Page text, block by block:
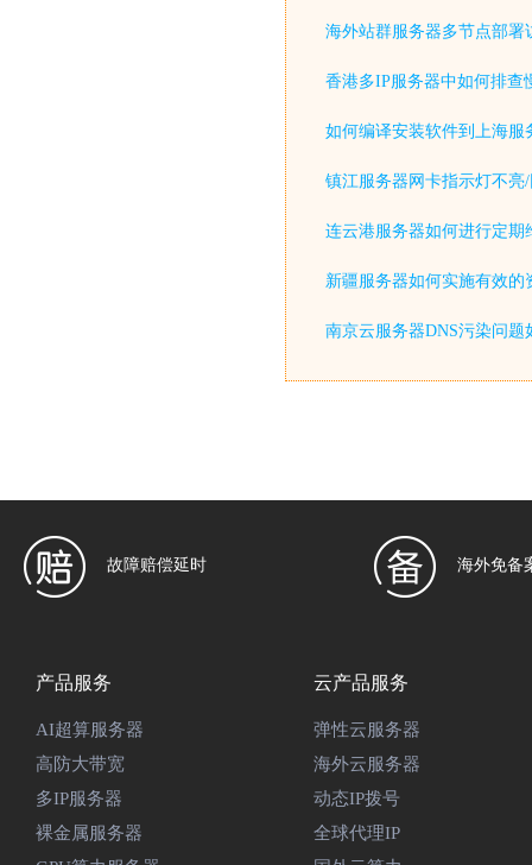
海外站群服务器多节点部署
香港多IP服务器中如何排查
如何编译安装软件到上海服
镇江服务器网卡指示灯不亮
连云港服务器如何进行定期
新疆服务器如何实施有效的
南京云服务器DNS污染问题
故障赔偿延时 海外免备
产品服务
AI超算服务器
高防大带宽
多IP服务器
裸金属服务器
云产品服务
弹性云服务器
海外云服务器
动态IP拨号
全球代理IP